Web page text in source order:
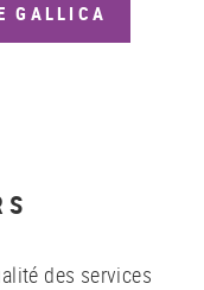
GALLICA
des services